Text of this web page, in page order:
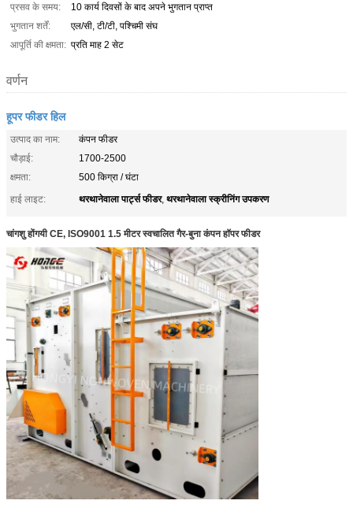
प्रसव के समय:
10 कार्य दिवसों के बाद अपने भुगतान प्राप्त
भुगतान शर्तें:
एल/सी, टी/टी, पश्चिमी संघ
आपूर्ति की क्षमता: प्रति माह 2 सेट
वर्णन
हूपर फीडर हिल
उत्पाद का नाम:
कंपन फीडर
चौड़ाई:
1700-2500
क्षमता:
500 किग्रा / घंटा
हाई लाइट:
थरथानेवाला पार्ट्स फीडर, थरथानेवाला स्क्रीनिंग उपकरण
चांगशु होंगयी CE, ISO9001 1.5 मीटर स्वचालित गैर-बुना कंपन हॉपर फीडर